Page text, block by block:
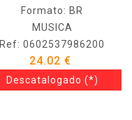
Formato: BR
MUSICA
Ref: 0602537986200
24.02 €
Descatalogado (*)